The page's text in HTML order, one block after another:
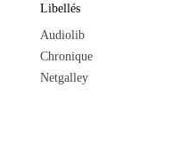
Libellés
Audiolib
Chronique
Netgalley